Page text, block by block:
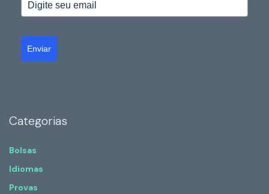
Enviar
Categorias
Bolsas
Idiomas
Provas